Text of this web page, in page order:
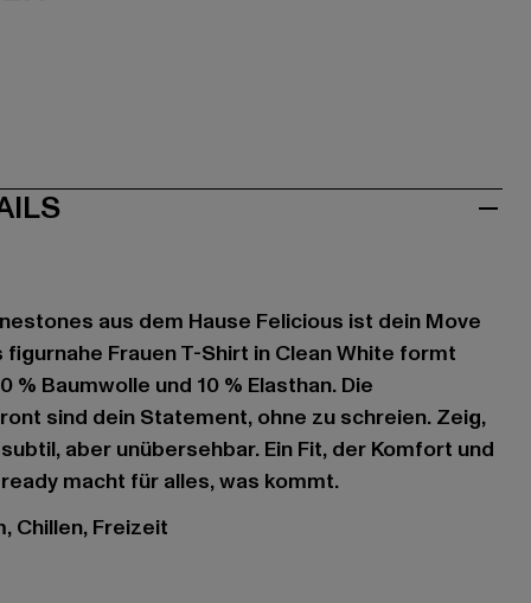
aus dem Hause Felicious ist dein Move
Frauen T-Shirt in Clean White formt
Baumwolle und 10 % Elasthan. Die
sind dein Statement, ohne zu schreien. Zeig,
aber unübersehbar. Ein Fit, der Komfort und
macht für alles, was kommt.
Chillen, Freizeit